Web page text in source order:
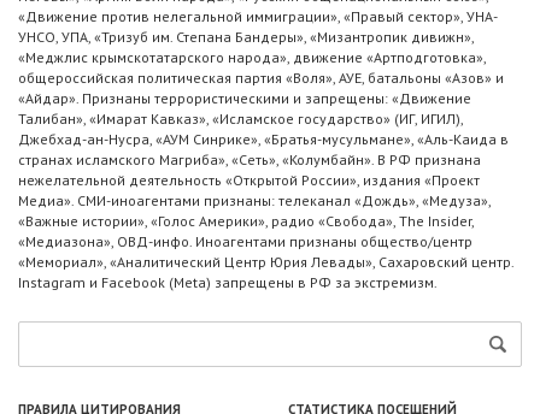
«Движение против нелегальной иммиграции», «Правый сектор», УНА-
УНСО, УПА, «Тризуб им. Степана Бандеры», «Мизантропик дивижн»,
«Меджлис крымскотатарского народа», движение «Артподготовка»,
общероссийская политическая партия «Воля», АУЕ, батальоны «Азов» и
«Айдар». Признаны террористическими и запрещены: «Движение
Талибан», «Имарат Кавказ», «Исламское государство» (ИГ, ИГИЛ),
Джебхад-ан-Нусра, «АУМ Синрике», «Братья-мусульмане», «Аль-Каида в
странах исламского Магриба», «Сеть», «Колумбайн». В РФ признана
нежелательной деятельность «Открытой России», издания «Проект
Медиа». СМИ-иноагентами признаны: телеканал «Дождь», «Медуза»,
«Важные истории», «Голос Америки», радио «Свобода», The Insider,
«Медиазона», ОВД-инфо. Иноагентами признаны общество/центр
«Мемориал», «Аналитический Центр Юрия Левады», Сахаровский центр.
Instagram и Facebook (Metа) запрещены в РФ за экстремизм.
ПРАВИЛА ЦИТИРОВАНИЯ СТАТИСТИКА ПОСЕЩЕНИЙ